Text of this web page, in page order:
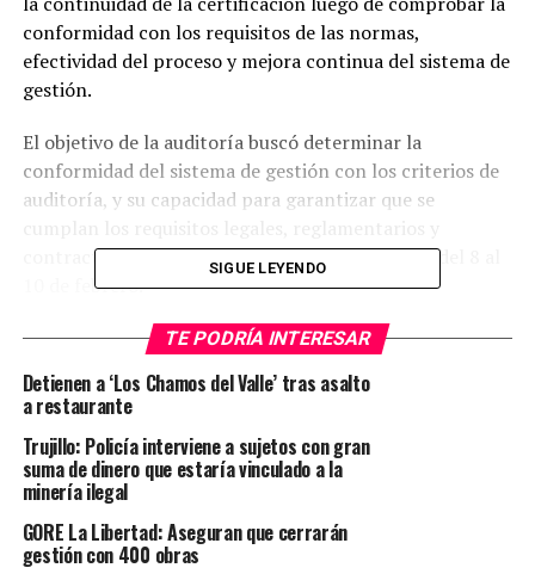
conformidad con los requisitos de las normas,
efectividad del proceso y mejora continua del sistema de
gestión.
El objetivo de la auditoría buscó determinar la
conformidad del sistema de gestión con los criterios de
auditoría, y su capacidad para garantizar que se
contractuales aplicables. La auditoría se realizó del 8 al
10 de febrero.
El equipo auditor estuvo conformado por Denis Hilario
Espinoza, Paul Carrillo y José Flores; el cual realizó una
aspectos, riesgos y objetivos significativos requeridos
por las normas, resaltando que el Sistema Integrado de
Gestión de Minera Poderosa muestra madurez y destaca
sus fortalezas.
SIGUE LEYENDO
TE PODRÍA INTERESAR
Detienen a ‘Los Chamos del Valle’ tras asalto
a restaurante
Trujillo: Policía interviene a sujetos con gran
suma de dinero que estaría vinculado a la
minería ilegal
GORE La Libertad: Aseguran que cerrarán
gestión con 400 obras